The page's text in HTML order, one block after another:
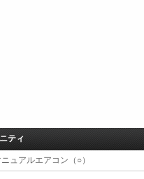
ティ
ュアルエアコン（○）